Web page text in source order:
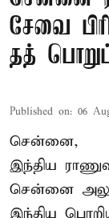
சேவை
தத்
Published on: 06
சென்னை,
இந்திய
சென்னை
இந்திய